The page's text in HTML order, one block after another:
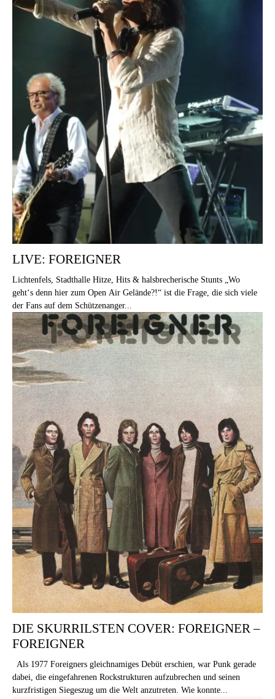
LIVE: FOREIGNER
Lichtenfels, Stadthalle Hitze, Hits & halsbrecherische Stunts „Wo
geht‘s denn hier zum Open Air Gelände?!“ ist die Frage, die sich viele
der Fans auf dem Schützenanger...
DIE SKURRILSTEN COVER: FOREIGNER –
FOREIGNER
Als 1977 Foreigners gleichnamiges Debüt erschien, war Punk gerade
dabei, die eingefahrenen Rockstrukturen aufzubrechen und seinen
kurzfristigen Siegeszug um die Welt anzutreten. Wie konnte...